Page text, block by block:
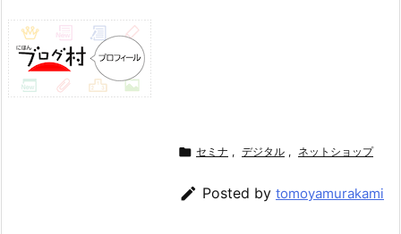
 セミナ , デジタル , ネットショップ
 Posted by tomoyamurakami